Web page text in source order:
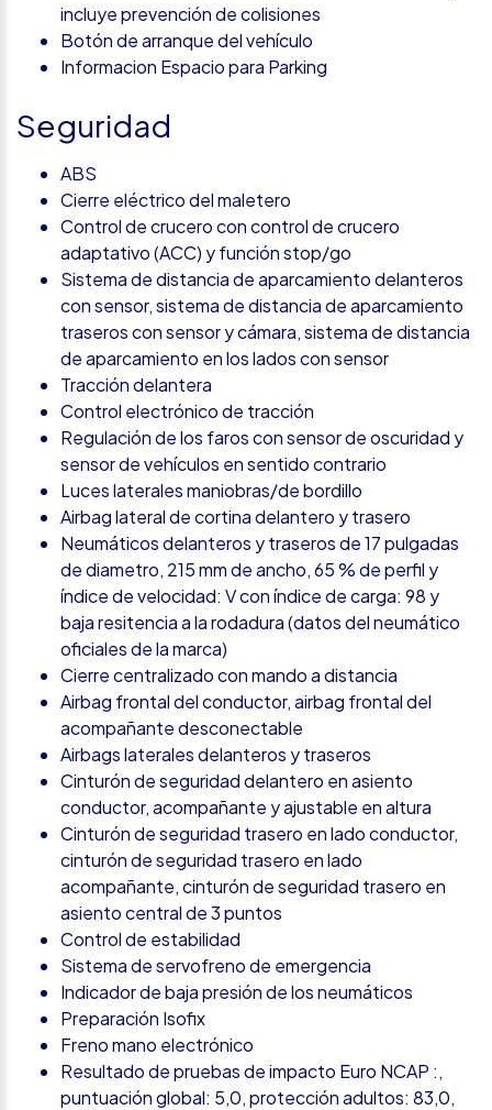
incluye prevención de colisiones
Botón de arranque del vehículo
Informacion Espacio para Parking
Seguridad
ABS
Cierre eléctrico del maletero
Control de crucero con control de crucero
adaptativo (ACC) y función stop/go
Sistema de distancia de aparcamiento delanteros
con sensor, sistema de distancia de aparcamiento
traseros con sensor y cámara, sistema de distancia
de aparcamiento en los lados con sensor
Tracción delantera
Control electrónico de tracción
Regulación de los faros con sensor de oscuridad y
sensor de vehículos en sentido contrario
Luces laterales maniobras/de bordillo
Airbag lateral de cortina delantero y trasero
Neumáticos delanteros y traseros de 17 pulgadas
de diametro, 215 mm de ancho, 65 % de perfil y
índice de velocidad: V con índice de carga: 98 y
baja resitencia a la rodadura (datos del neumático
oficiales de la marca)
Cierre centralizado con mando a distancia
Airbag frontal del conductor, airbag frontal del
acompañante desconectable
Airbags laterales delanteros y traseros
Cinturón de seguridad delantero en asiento
conductor, acompañante y ajustable en altura
Cinturón de seguridad trasero en lado conductor,
cinturón de seguridad trasero en lado
acompañante, cinturón de seguridad trasero en
asiento central de 3 puntos
Control de estabilidad
Sistema de servofreno de emergencia
Indicador de baja presión de los neumáticos
Preparación Isofix
Freno mano electrónico
Resultado de pruebas de impacto Euro NCAP :,
puntuación global: 5,0, protección adultos: 83,0,